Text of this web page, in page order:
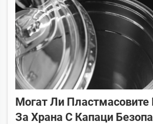
Могат Ли Пластмасовите
За Храна С Капаци